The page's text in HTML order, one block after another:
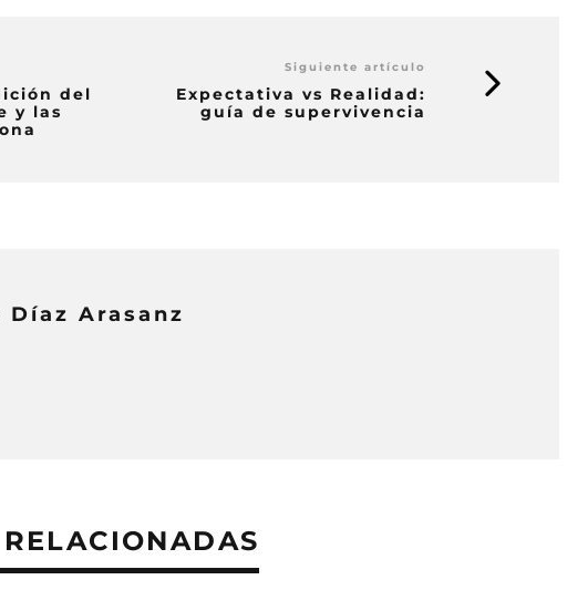
del
y las
Siguiente artículo
Expectativa vs Realidad:
guía de supervivencia
Díaz Arasanz